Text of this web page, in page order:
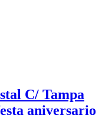
C/ Tampa
aniversario